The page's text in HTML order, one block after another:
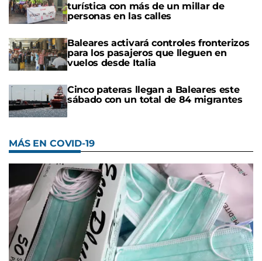
turística con más de un millar de
personas en las calles
Baleares activará controles fronterizos
para los pasajeros que lleguen en
vuelos desde Italia
Cinco pateras llegan a Baleares este
sábado con un total de 84 migrantes
MÁS EN COVID-19